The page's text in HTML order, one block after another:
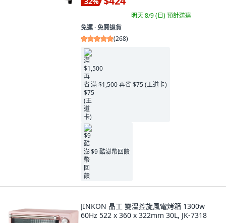
明天 8/9 (日)預計送達
免運 ∙ 免費退貨
(268)
满 $1,500 再省 $75 (王道卡)
$9 酷澎幣回饋
JINKON 晶工 雙溫控旋風電烤箱 1300w
60Hz 522 x 360 x 322mm 30L, JK-7318